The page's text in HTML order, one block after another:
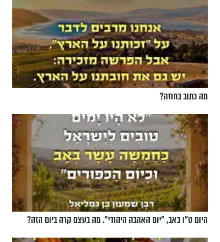
מה כתוב בחוזה?
היום ט"ו באב, ”יום האהבה היהודי". מה בעצם קרה ביום הזה?